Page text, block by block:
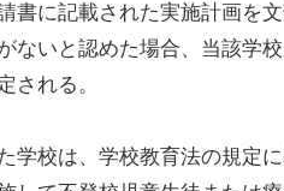
書に記載された実施計画を
ないと認めた場合、当該学
される。
学校は、学校教育法の規定